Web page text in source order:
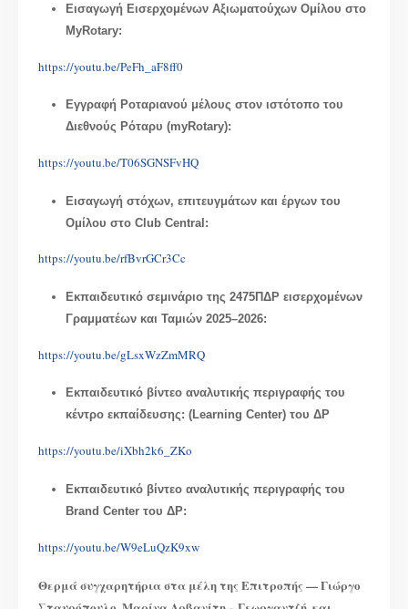
Εισαγωγή Εισερχομένων Αξιωματούχων Ομίλου στο
MyRotary:
https://youtu.be/PeFh_aF8ff0
Εγγραφή Ροταριανού μέλους στον ιστότοπο του
Διεθνούς Ρόταρυ (myRotary):
https://youtu.be/T06SGNSFvHQ
Εισαγωγή στόχων, επιτευγμάτων και έργων του
Ομίλου στο Club Central:
https://youtu.be/rfBvrGCr3Cc
Εκπαιδευτικό σεμινάριο της 2475ΠΔΡ εισερχομένων
Γραμματέων και Ταμιών 2025–2026:
https://youtu.be/gLsxWzZmMRQ
Εκπαιδευτικό βίντεο αναλυτικής περιγραφής του
κέντρο εκπαίδευσης: (Learning Center) του ΔΡ
https://youtu.be/iXbh2k6_ZKo
Εκπαιδευτικό βίντεο αναλυτικής περιγραφής του
Brand Center του ΔΡ:
https://youtu.be/W9eLuQzK9xw
Θερμά συγχαρητήρια στα μέλη της Επιτροπής — Γιώργο